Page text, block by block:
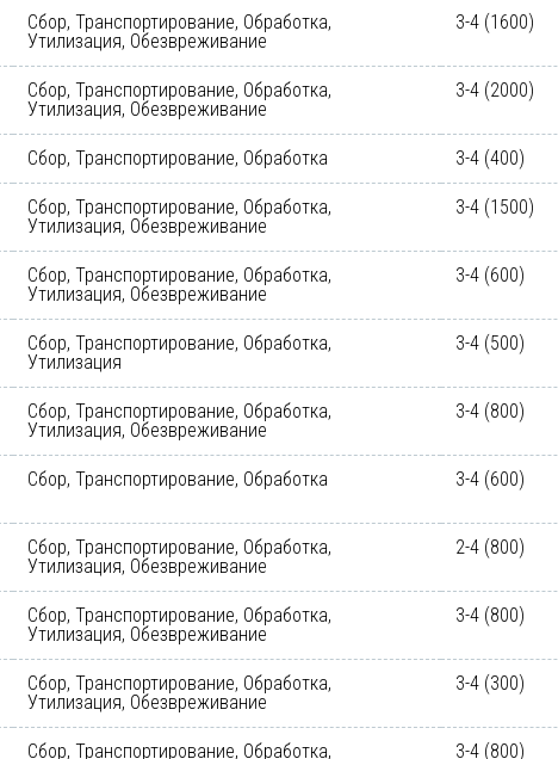
Сбор, Транспортирование, Обработка,
Утилизация, Обезвреживание
3-4 (1600)
Сбор, Транспортирование, Обработка,
Утилизация, Обезвреживание
3-4 (2000)
Сбор, Транспортирование, Обработка 3-4 (400)
Сбор, Транспортирование, Обработка,
Утилизация, Обезвреживание
3-4 (1500)
Сбор, Транспортирование, Обработка,
Утилизация, Обезвреживание
3-4 (600)
Сбор, Транспортирование, Обработка,
Утилизация
3-4 (500)
Сбор, Транспортирование, Обработка,
Утилизация, Обезвреживание
3-4 (800)
Сбор, Транспортирование, Обработка 3-4 (600)
Сбор, Транспортирование, Обработка,
Утилизация, Обезвреживание
2-4 (800)
Сбор, Транспортирование, Обработка,
Утилизация, Обезвреживание
3-4 (800)
Сбор, Транспортирование, Обработка,
Утилизация, Обезвреживание
3-4 (300)
Сбор, Транспортирование, Обработка,
3-4 (800)